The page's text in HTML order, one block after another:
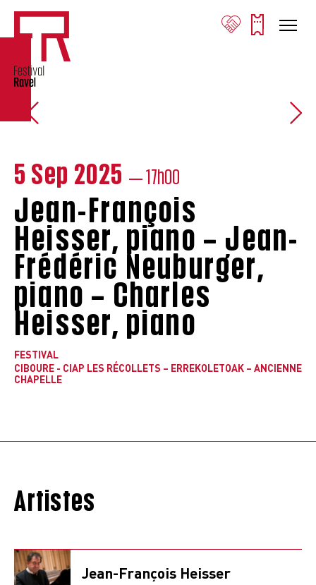
Charles Heisser © Lyodoh Kaneko
Jean-François Heisser © Thomas Chapuzot
Jean-Frédéric Neuburger © Carole Bellaiche
Charles Heisser © Lyodoh Kaneko
Jean-François Heisser © Thomas Chapuzot
5 Sep 2025 — 17h00
Jean-François
Heisser, piano – Jean-
Frédéric Neuburger,
piano – Charles
Heisser, piano
FESTIVAL
CIBOURE - CIAP LES RÉCOLLETS – ERREKOLETOAK – ANCIENNE
CHAPELLE
Artistes
Jean-François Heisser